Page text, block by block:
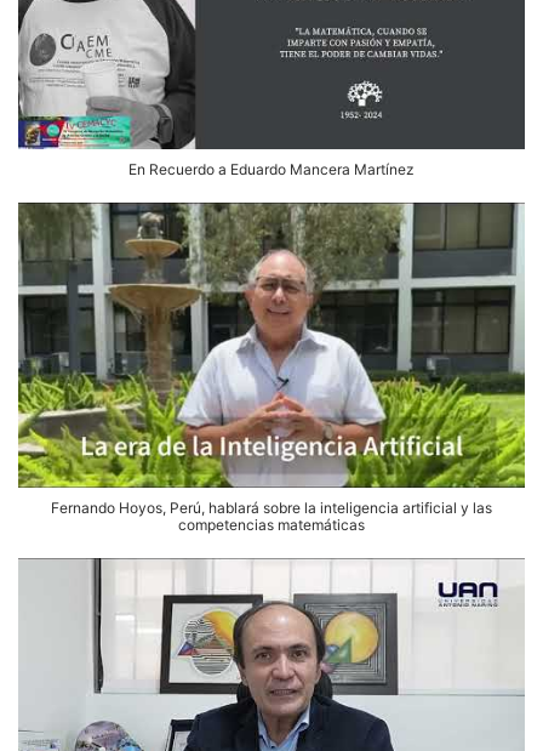
En Recuerdo a Eduardo Mancera Martínez
Fernando Hoyos, Perú, hablará sobre la inteligencia artificial y las
competencias matemáticas